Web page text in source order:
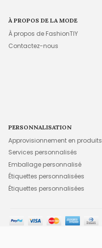
À PROPOS DE LA MODE
À propos de FashionTIY
Contactez-nous
PERSONNALISATION
Approvisionnement en produits
Services personnalisés
Emballage personnalisé
Étiquettes personnalisées
Étiquettes personnalisées